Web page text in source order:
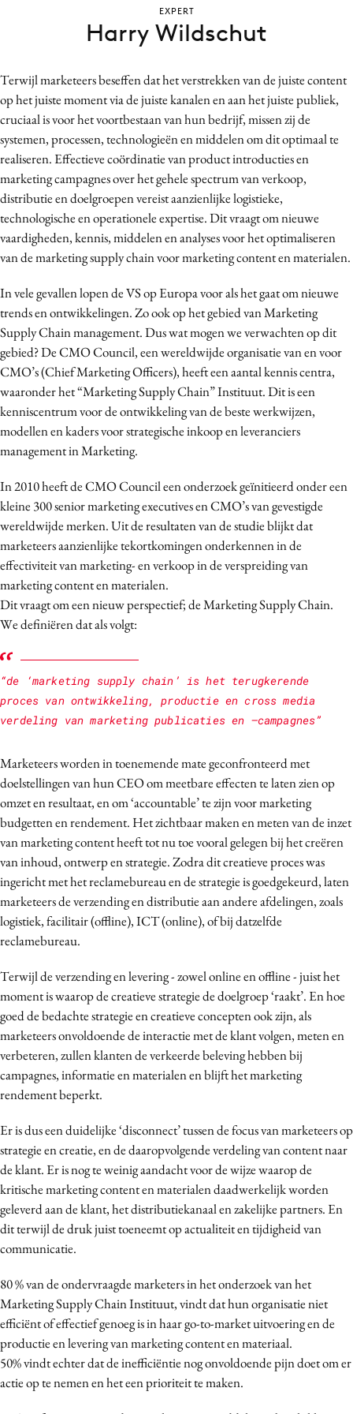
Contentmarketing
Craft
Customer Experience
Data & Insights
Design
Digital transformation
Diversiteit
Effectiviteit
Influencer marketing
Interne communicatie
Martech
Media
Merkstrategie
PR
Programmatic
Reputatie & crisis
Terwijl marketeers beseffen dat het verstrekken van de juiste content
op het juiste moment via de juiste kanalen en aan het juiste publiek,
cruciaal is voor het voortbestaan van hun bedrijf, missen zij de
systemen, processen, technologieën en middelen om dit optimaal te
realiseren. Effectieve coördinatie van product introducties en
marketing campagnes over het gehele spectrum van verkoop,
distributie en doelgroepen vereist aanzienlijke logistieke,
technologische en operationele expertise. Dit vraagt om nieuwe
vaardigheden, kennis, middelen en analyses voor het optimaliseren
van de marketing supply chain voor marketing content en materialen.
In vele gevallen lopen de VS op Europa voor als het gaat om nieuwe
trends en ontwikkelingen. Zo ook op het gebied van Marketing
Supply Chain management. Dus wat mogen we verwachten op dit
gebied? De CMO Council, een wereldwijde organisatie van en voor
CMO’s (Chief Marketing Officers), heeft een aantal kennis centra,
waaronder het “Marketing Supply Chain” Instituut. Dit is een
kenniscentrum voor de ontwikkeling van de beste werkwijzen,
modellen en kaders voor strategische inkoop en leveranciers
management in Marketing.
In 2010 heeft de CMO Council een onderzoek geïnitieerd onder een
kleine 300 senior marketing executives en CMO’s van gevestigde
wereldwijde merken. Uit de resultaten van de studie blijkt dat
marketeers aanzienlijke tekortkomingen onderkennen in de
effectiviteit van marketing- en verkoop in de verspreiding van
marketing content en materialen.
Dit vraagt om een nieuw perspectief; de Marketing Supply Chain.
We definiëren dat als volgt:
“de ‘marketing supply chain’ is het terugkerende
proces van ontwikkeling, productie en cross media
verdeling van marketing publicaties en –campagnes”
Marketeers worden in toenemende mate geconfronteerd met
doelstellingen van hun CEO om meetbare effecten te laten zien op
omzet en resultaat, en om ‘accountable’ te zijn voor marketing
budgetten en rendement. Het zichtbaar maken en meten van de inzet
van marketing content heeft tot nu toe vooral gelegen bij het creëren
van inhoud, ontwerp en strategie. Zodra dit creatieve proces was
ingericht met het reclamebureau en de strategie is goedgekeurd, laten
marketeers de verzending en distributie aan andere afdelingen, zoals
logistiek, facilitair (offline), ICT (online), of bij datzelfde
reclamebureau.
Terwijl de verzending en levering - zowel online en offline - juist het
moment is waarop de creatieve strategie de doelgroep ‘raakt’. En hoe
goed de bedachte strategie en creatieve concepten ook zijn, als
marketeers onvoldoende de interactie met de klant volgen, meten en
verbeteren, zullen klanten de verkeerde beleving hebben bij
campagnes, informatie en materialen en blijft het marketing
rendement beperkt.
Er is dus een duidelijke ‘disconnect’ tussen de focus van marketeers op
strategie en creatie, en de daaropvolgende verdeling van content naar
de klant. Er is nog te weinig aandacht voor de wijze waarop de
kritische marketing content en materialen daadwerkelijk worden
geleverd aan de klant, het distributiekanaal en zakelijke partners. En
dit terwijl de druk juist toeneemt op actualiteit en tijdigheid van
communicatie.
80 % van de ondervraagde marketers in het onderzoek van het
Marketing Supply Chain Instituut, vindt dat hun organisatie niet
efficiënt of effectief genoeg is in haar go-to-market uitvoering en de
productie en levering van marketing content en materiaal.
50% vindt echter dat de inefficiëntie nog onvoldoende pijn doet om er
actie op te nemen en het een prioriteit te maken.
EXPERT
Harry Wildschut